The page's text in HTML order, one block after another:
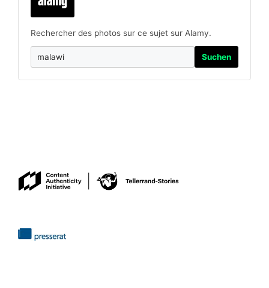
Rechercher des photos sur ce sujet sur Alamy.
Suchen